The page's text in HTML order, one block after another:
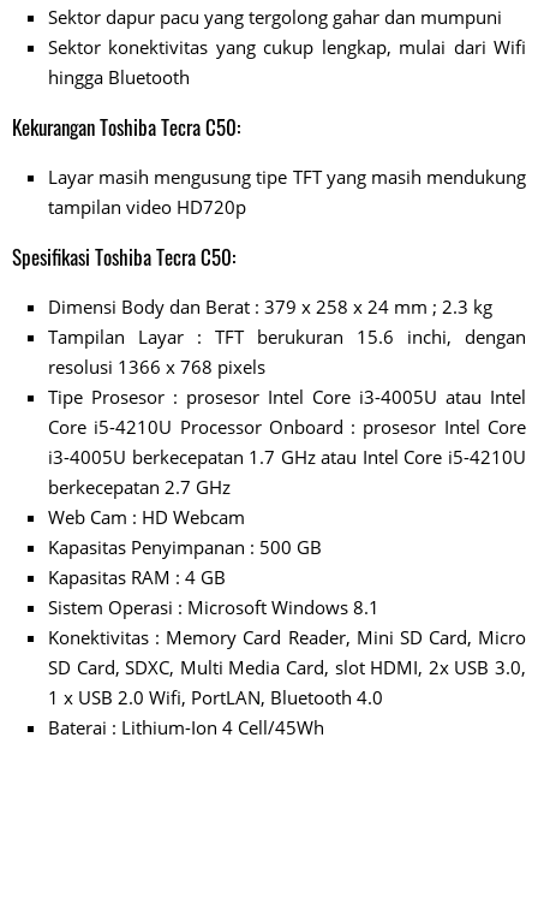
Sektor dapur pacu yang tergolong gahar dan mumpuni
Sektor konektivitas yang cukup lengkap, mulai dari Wifi
hingga Bluetooth
Kekurangan Toshiba Tecra C50:
Layar masih mengusung tipe TFT yang masih mendukung
tampilan video HD720p
Spesifikasi Toshiba Tecra C50:
Dimensi Body dan Berat : 379 x 258 x 24 mm ; 2.3 kg
Tampilan Layar : TFT berukuran 15.6 inchi, dengan
resolusi 1366 x 768 pixels
Tipe Prosesor : prosesor Intel Core i3-4005U atau Intel
Core i5-4210U Processor Onboard : prosesor Intel Core
i3-4005U berkecepatan 1.7 GHz atau Intel Core i5-4210U
berkecepatan 2.7 GHz
Web Cam : HD Webcam
Kapasitas Penyimpanan : 500 GB
Kapasitas RAM : 4 GB
Sistem Operasi : Microsoft Windows 8.1
Konektivitas : Memory Card Reader, Mini SD Card, Micro
SD Card, SDXC, Multi Media Card, slot HDMI, 2x USB 3.0,
1 x USB 2.0 Wifi, PortLAN, Bluetooth 4.0
Baterai : Lithium-Ion 4 Cell/45Wh